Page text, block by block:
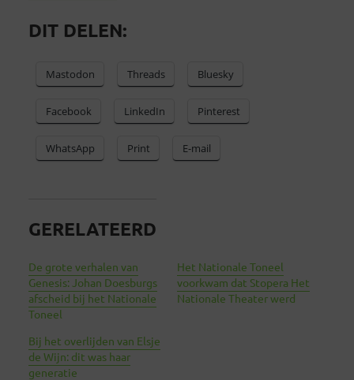
DIT DELEN:
Mastodon Threads Bluesky
Facebook LinkedIn Pinterest
WhatsApp Print E-mail
GERELATEERD
De grote verhalen van
Genesis: Johan Doesburgs
afscheid bij het Nationale
Toneel
Het Nationale Toneel
voorkwam dat Stopera Het
Nationale Theater werd
Bij het overlijden van Elsje
de Wijn: dit was haar
generatie